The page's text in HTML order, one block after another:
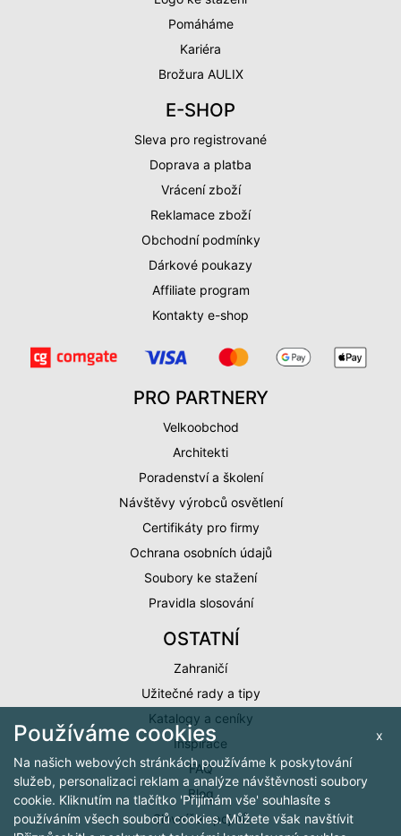
Pomáháme
Kariéra
Brožura AULIX
E-SHOP
Sleva pro registrované
Doprava a platba
Vrácení zboží
Reklamace zboží
Obchodní podmínky
Dárkové poukazy
Affiliate program
Kontakty e-shop
PRO PARTNERY
Velkoobchod
Architekti
Poradenství a školení
Návštěvy výrobců osvětlení
Certifikáty pro firmy
Ochrana osobních údajů
Soubory ke stažení
Pravidla slosování
OSTATNÍ
Zahraničí
Užitečné rady a tipy
Katalogy a ceníky
Inspirace
FAQ
Blog
Slovníček pojmů
x
Používáme cookies
Na našich webových stránkách používáme k poskytování
služeb, personalizaci reklam a analýze návštěvnosti soubory
cookie. Kliknutím na tlačítko 'Přijímám vše' souhlasíte s
používáním všech souborů cookies. Můžete však navštívit